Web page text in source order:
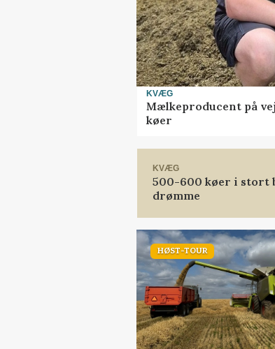
KVÆG
Mælkeproducent på
køer
KVÆG
500-600 køer i stort
drømme
HØST-TOUR